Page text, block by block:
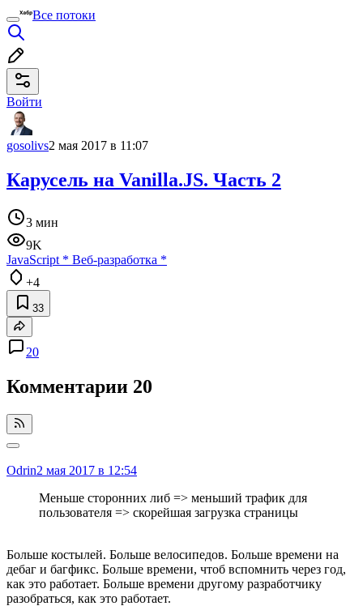
Все потоки
Войти
gosolivs2 мая 2017 в 11:07
Карусель на Vanilla.JS. Часть 2
3 мин
9K
JavaScript * Веб-разработка *
+4
33
20
Комментарии 20
Odrin2 мая 2017 в 12:54
Меньше сторонних либ => меньший трафик для
пользователя => скорейшая загрузка страницы
Больше костылей. Больше велосипедов. Больше времени на
дебаг и багфикс. Больше времени, чтоб вспомнить через год,
как это работает. Больше времени другому разработчику
разобраться, как это работает.